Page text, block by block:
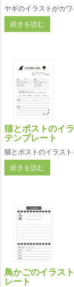
ヤギのイラストがカ
続きを読む
猫とポストのイ
テンプレート
猫とポストのイラス
続きを読む
鳥かごのイラス
レート